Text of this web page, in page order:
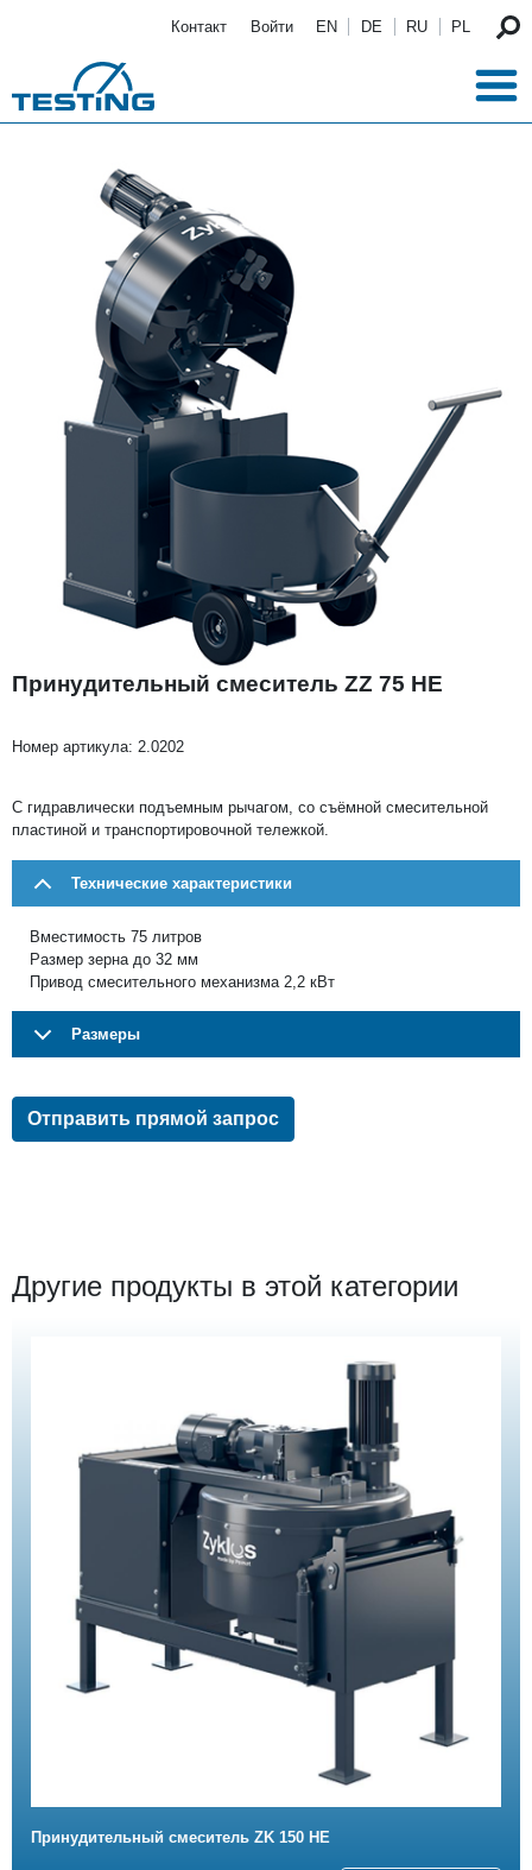
Контакт Войти EN DE RU PL
Принудительный смеситель ZZ 75 HE
Номер артикула: 2.0202
C гидравлически подъемным рычагом, со съёмной смесительной
пластиной и транспортировочной тележкой.
Технические характеристики
Вместимость 75 литров
Размер зерна до 32 мм
Привод смесительного механизма 2,2 кВт
Размеры
Отправить прямой запрос
Другие продукты в этой категории
Принудительный смеситель ZK 150 HE